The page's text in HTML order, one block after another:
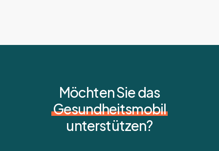
Möchten Sie das
Gesundheitsmobil
unterstützen?